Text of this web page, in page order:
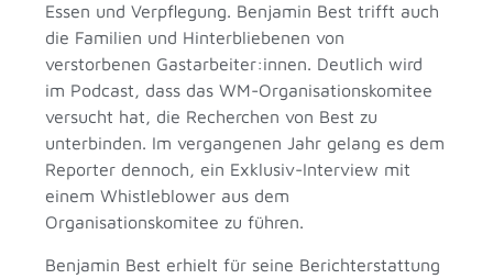
Essen und Verpflegung. Benjamin Best trifft auch
die Familien und Hinterbliebenen von
verstorbenen Gastarbeiter:innen. Deutlich wird
im Podcast, dass das WM-Organisationskomitee
versucht hat, die Recherchen von Best zu
unterbinden. Im vergangenen Jahr gelang es dem
Reporter dennoch, ein Exklusiv-Interview mit
einem Whistleblower aus dem
Organisationskomitee zu führen.
Benjamin Best erhielt für seine Berichterstattung